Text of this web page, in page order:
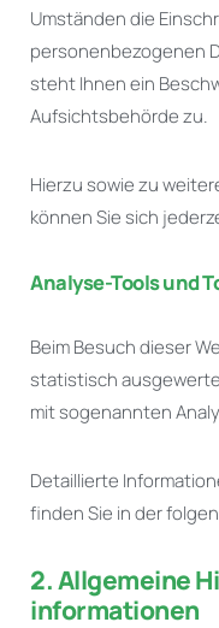
Umständen die
personenbezogenen
steht Ihnen ein
Aufsichtsbehörde zu.
Hierzu sowie zu
können Sie sich
Analyse-Tools und
Beim Besuch dieser
statistisch
mit sogenannten
Detaillierte
finden Sie in der
2. Allgemeine
informationen